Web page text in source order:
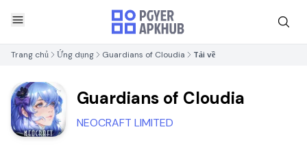
Trang chủ Ứng dụng Guardians of Cloudia Tải về
Guardians of Cloudia
NEOCRAFT LIMITED